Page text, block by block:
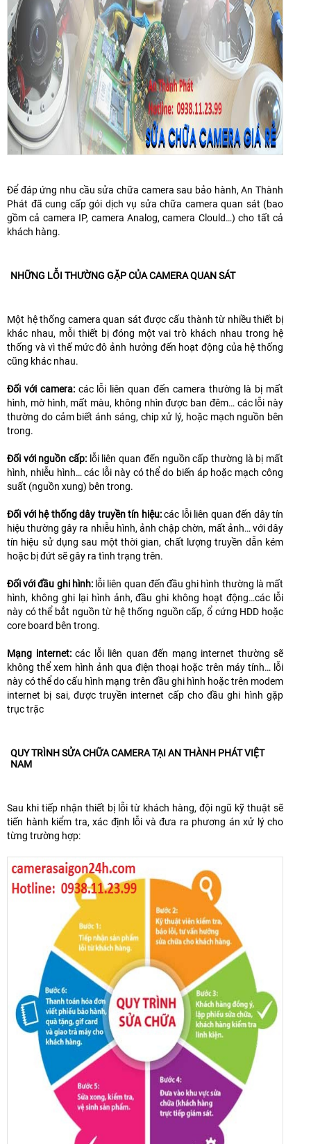
Để đáp ứng nhu cầu sửa chữa camera sau bảo hành, An Thành
Phát đã cung cấp gói dịch vụ sửa chữa camera quan sát (bao
gồm cả camera IP, camera Analog, camera Clould…) cho tất cả
khách hàng.
NHỮNG LỖI THƯỜNG GẶP CỦA CAMERA QUAN SÁT
Một hệ thống camera quan sát được cấu thành từ nhiều thiết bị
khác nhau, mỗi thiết bị đóng một vai trò khách nhau trong hệ
thống và vì thế mức đô ảnh hưởng đến hoạt động của hệ thống
cũng khác nhau.
Đối với camera: các lỗi liên quan đến camera thường là bị mất
hình, mờ hình, mất màu, không nhìn được ban đêm… các lỗi này
thường do cảm biết ánh sáng, chip xử lý, hoặc mạch nguồn bên
trong.
Đối với nguồn cấp: lỗi liên quan đến nguồn cấp thường là bị mất
hình, nhiễu hình… các lỗi này có thể do biến áp hoặc mạch công
suất (nguồn xung) bên trong.
Đối với hệ thống dây truyền tín hiệu:các lỗi liên quan đến dây tín
hiệu thường gây ra nhiễu hình, ảnh chập chờn, mất ảnh… với dây
tín hiệu sử dụng sau một thời gian, chất lượng truyền dẫn kém
hoặc bị đứt sẽ gây ra tình trạng trên.
Đối với đầu ghi hình:lỗi liên quan đến đầu ghi hình thường là mất
hình, không ghi lại hình ảnh, đầu ghi không hoạt động…các lỗi
này có thể bắt nguồn từ hệ thống nguồn cấp, ổ cứng HDD hoặc
core board bên trong.
Mạng internet:các lỗi liên quan đến mạng internet thường sẽ
không thể xem hình ảnh qua điện thoại hoặc trên máy tính… lỗi
này có thể do cấu hình mạng trên đầu ghi hình hoặc trên modem
internet bị sai, được truyền internet cấp cho đầu ghi hình gặp
trục trặc
QUY TRÌNH SỬA CHỮA CAMERA TẠI AN THÀNH PHÁT VIỆT
NAM
Sau khi tiếp nhận thiết bị lỗi từ khách hàng, đội ngũ kỹ thuật sẽ
tiến hành kiểm tra, xác định lỗi và đưa ra phương án xử lý cho
từng trường hợp: